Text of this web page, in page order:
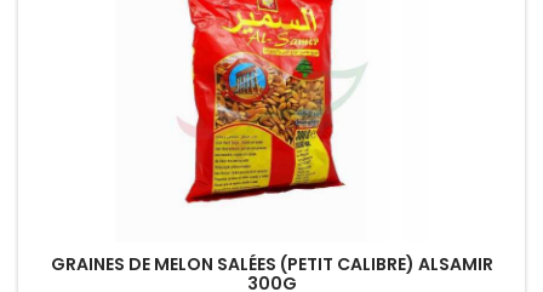
GRAINES DE MELON SALÉES (PETIT CALIBRE) ALSAMIR
300G